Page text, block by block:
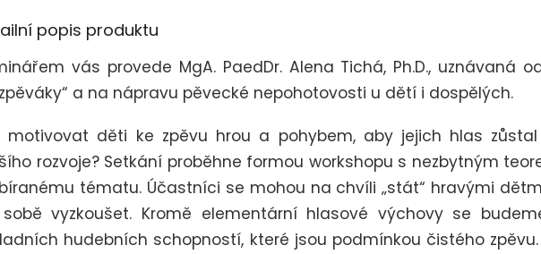
popis produktu
vás provede MgA. PaedDr. Alena Tichá, Ph.D., uznávaná
a na nápravu pěvecké nepohotovosti u dětí i dospělých.
motivovat děti ke zpěvu hrou a pohybem, aby jejich hlas
rozvoje? Setkání proběhne formou workshopu s nezbytným
tématu. Účastníci se mohou na chvíli „stát“ hravými
vyzkoušet. Kromě elementární hlasové výchovy se
hudebních schopností, které jsou podmínkou čistého